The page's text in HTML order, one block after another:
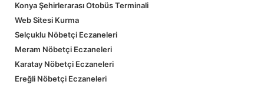
Konya Şehirlerarası Otobüs Terminali
Web Sitesi Kurma
Selçuklu Nöbetçi Eczaneleri
Meram Nöbetçi Eczaneleri
Karatay Nöbetçi Eczaneleri
Ereğli Nöbetçi Eczaneleri